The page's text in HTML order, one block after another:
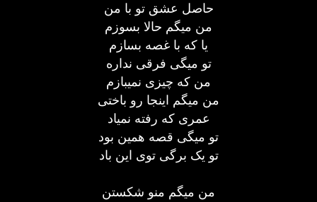
حاصل عشق تو با من
من میگم حالا بسوزم
یا که با غصه بسازم
تو میگی فرقی نداره
من که چیزی نمیبازم
من میگم اینجا رو باختی
عمری که رفته نمیاد
تو میگی قصه همین بود
تو یک برگی توی این باد
من میگم منو شکستن